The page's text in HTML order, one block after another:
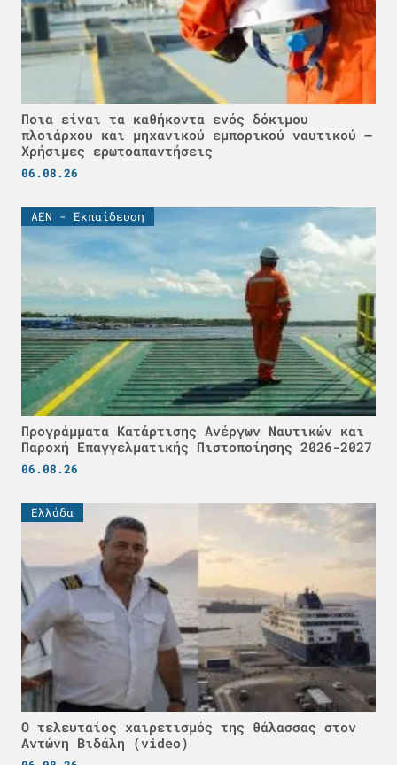
Ποια είναι τα καθήκοντα ενός δόκιμου
πλοιάρχου και μηχανικού εμπορικού ναυτικού –
Χρήσιμες ερωτοαπαντήσεις
06.08.26
ΑΕΝ - Εκπαίδευση
Προγράμματα Κατάρτισης Ανέργων Ναυτικών και
Παροχή Επαγγελματικής Πιστοποίησης 2026-2027
06.08.26
Ελλάδα
Ο τελευταίος χαιρετισμός της θάλασσας στον
Αντώνη Βιδάλη (video)